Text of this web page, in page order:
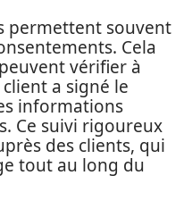
permettent souvent
Cela
vérifier à
a signé le
informations
Ce suivi rigoureux
des clients, qui
tout au long du